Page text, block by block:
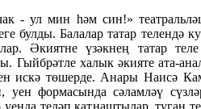
- ул мин һәм син!»
булды. Балалар татар телендә
Әкиятне үзәкнең татар
Гыйбрәтле халык әкияте ата-
искә төшерде. Анары Наисә
уен формасында сәламләү